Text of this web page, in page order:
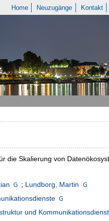
Home Neuzugänge Kontakt
die Skalierung von
; Lundborg, Martin
und